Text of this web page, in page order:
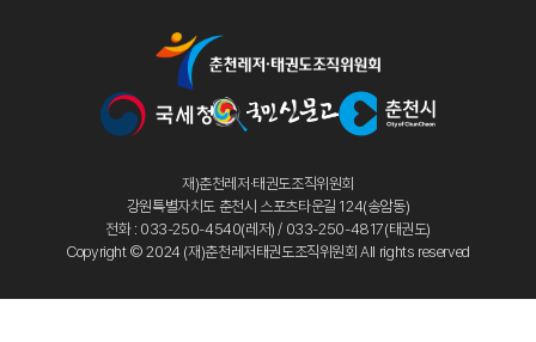
재)춘천레저·태권도조직위원회
강원특별자치도 춘천시 스포츠타운길 124(송암동)
전화 : 033-250-4540(레저) / 033-250-4817(태권도)
Copyright © 2024 (재)춘천레저태권도조직위원회 All rights reserved